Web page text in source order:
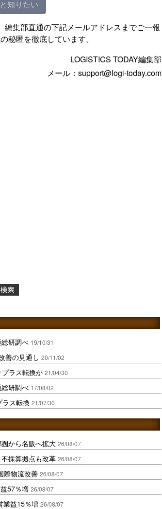
知りたい
集部直通の下記メールアドレスまでご一報
秘匿を徹底しています。
LOGISTICS TODAY編集部
メール：support@logi-today.com
研調べ 19/10/31
善の見通し 20/11/02
ラス転換か 21/04/30
研調べ 17/08/02
ラス転換 21/07/30
から名阪へ拡大 26/08/07
採算拠点も改革 26/08/07
際物流改善 26/08/07
57％増 26/08/07
業益15％増 26/08/07